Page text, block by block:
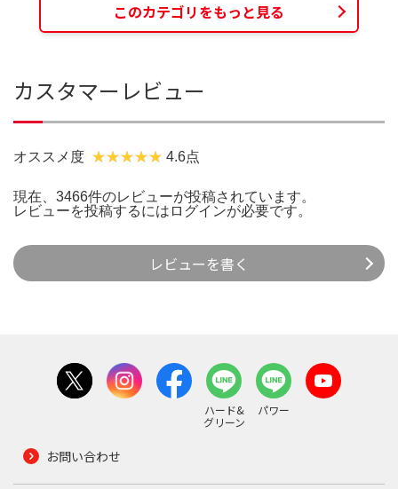
このカテゴリをもっと見る
カスタマーレビュー
オススメ度 4.6点
現在、3466件のレビューが投稿されています。
レビューを投稿するには ログインが必要です。
レビューを書く
ハード&
グリーン
パワー
お問い合わせ